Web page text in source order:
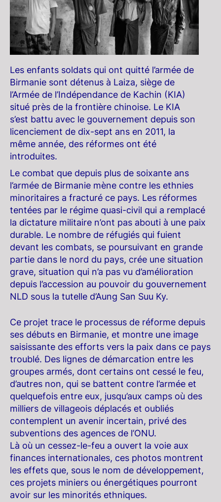
Les enfants soldats qui ont quitté l’armée de
Birmanie sont détenus à Laiza, siège de
l’Armée de l’Indépendance de Kachin (KIA)
situé près de la frontière chinoise. Le KIA
s’est battu avec le gouvernement depuis son
licenciement de dix-sept ans en 2011, la
même année, des réformes ont été
introduites.
Le combat que depuis plus de soixante ans
l’armée de Birmanie mène contre les ethnies
minoritaires a fracturé ce pays. Les réformes
tentées par le régime quasi-civil qui a remplacé
la dictature militaire n’ont pas abouti à une paix
durable. Le nombre de réfugiés qui fuient
devant les combats, se poursuivant en grande
partie dans le nord du pays, crée une situation
grave, situation qui n’a pas vu d’amélioration
depuis l’accession au pouvoir du gouvernement
NLD sous la tutelle d’Aung San Suu Ky.
Ce projet trace le processus de réforme depuis
ses débuts en Birmanie, et montre une image
saisissante des efforts vers la paix dans ce pays
troublé. Des lignes de démarcation entre les
groupes armés, dont certains ont cessé le feu,
d’autres non, qui se battent contre l’armée et
quelquefois entre eux, jusqu’aux camps où des
milliers de villageois déplacés et oubliés
contemplent un avenir incertain, privé des
subventions des agences de l’ONU.
Là où un cessez-le-feu a ouvert la voie aux
finances internationales, ces photos montrent
les effets que, sous le nom de développement,
ces projets miniers ou énergétiques pourront
avoir sur les minorités ethniques.